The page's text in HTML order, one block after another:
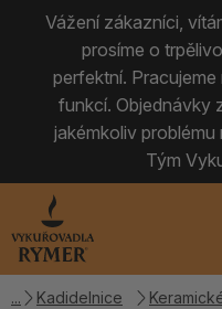
Vážení zákazníci,
prosíme o
perfektní.
funkcí. Objednávky
jakémkoliv
Tým
Kadidelnice